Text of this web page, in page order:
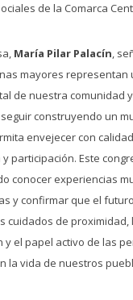
de la Comarca
María Pilar Palacín,
mayores representan
de nuestra comunidad y
construyendo un
envejecer con
participación. Este
conocer experiencias
y confirmar que el
cuidados de proximidad,
y el papel activo de las
la vida de nuestros